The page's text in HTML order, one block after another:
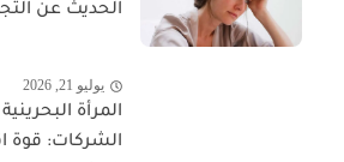
الحديث عن
يوليو 21, 2026
المرأة
الشركات: قوة